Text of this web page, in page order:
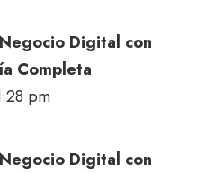
Digital con
Completa
pm
Digital con